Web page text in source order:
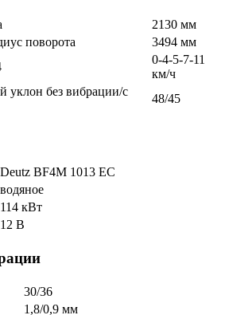
2130 мм
поворота
3494 мм
0-4-5-7-11
км/ч
уклон без вибрации/с
48/45
Deutz BF4M 1013 ЕC
водяное
114 кВт
12 В
30/36
1,8/0,9 мм